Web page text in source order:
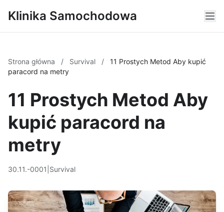
Klinika Samochodowa
Strona główna / Survival /
11 Prostych Metod Aby kupić
paracord na metry
11 Prostych Metod Aby
kupić paracord na
metry
30.11.-0001 Survival